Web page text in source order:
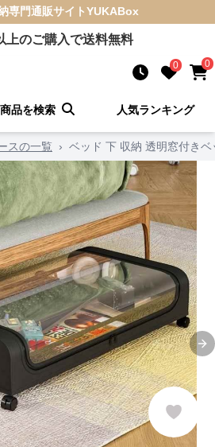
専門通販サイトYUKABox
上のご購入で送料無料
0 0
商品を検索 人気ランキング
スの一覧 › ベッド 下 収納 透明窓付き